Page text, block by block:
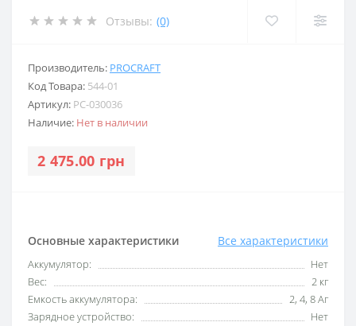
Отзывы: (0)
Производитель: PROCRAFT
Код Товара: 544-01
Артикул: PC-030036
Наличие: Нет в наличии
2 475.00 грн
Основные характеристики Все характеристики
Аккумулятор:
Нет
Вес:
2 кг
Емкость аккумулятора:
2, 4, 8 Аг
Зарядное устройство:
Нет